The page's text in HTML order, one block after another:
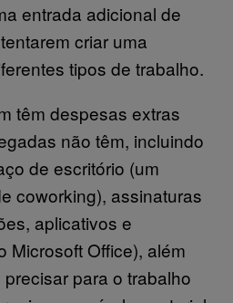
entrada adicional de
criar uma
tipos de trabalho.
têm despesas extras
não têm, incluindo
de escritório (um
coworking), assinaturas
aplicativos e
Microsoft Office), além
para o trabalho